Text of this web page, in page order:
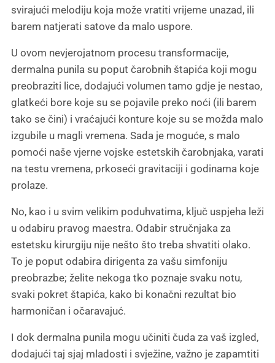
svirajući melodiju koja može vratiti vrijeme unazad, ili
barem natjerati satove da malo uspore.
U ovom nevjerojatnom procesu transformacije,
dermalna punila su poput čarobnih štapića koji mogu
preobraziti lice, dodajući volumen tamo gdje je nestao,
glatkeći bore koje su se pojavile preko noći (ili barem
tako se čini) i vraćajući konture koje su se možda malo
izgubile u magli vremena. Sada je moguće, s malo
pomoći naše vjerne vojske estetskih čarobnjaka, varati
na testu vremena, prkoseći gravitaciji i godinama koje
prolaze.
No, kao i u svim velikim poduhvatima, ključ uspjeha leži
u odabiru pravog maestra. Odabir stručnjaka za
estetsku kirurgiju nije nešto što treba shvatiti olako.
To je poput odabira dirigenta za vašu simfoniju
preobrazbe; želite nekoga tko poznaje svaku notu,
svaki pokret štapića, kako bi konačni rezultat bio
harmoničan i očaravajuć.
I dok dermalna punila mogu učiniti čuda za vaš izgled,
dodajući taj sjaj mladosti i svježine, važno je zapamtiti